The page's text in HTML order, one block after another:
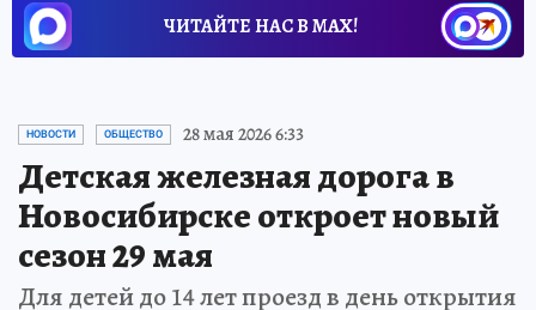
ЧИТАЙТЕ НАС В МАХ!
НОВОСТИ ОБЩЕСТВО 28 мая 2026 6:33
Детская железная дорога в
Новосибирске откроет новый
сезон 29 мая
Для детей до 14 лет проезд в день открытия